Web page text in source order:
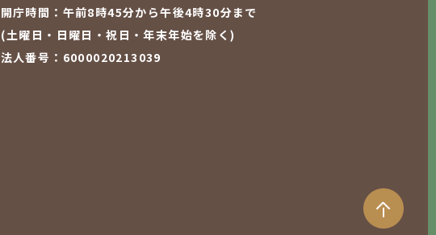
開庁時間： 午前8時45分から午後4時30分まで
(土曜日・日曜日・祝日・年末年始を除く)
法人番号：6000020213039